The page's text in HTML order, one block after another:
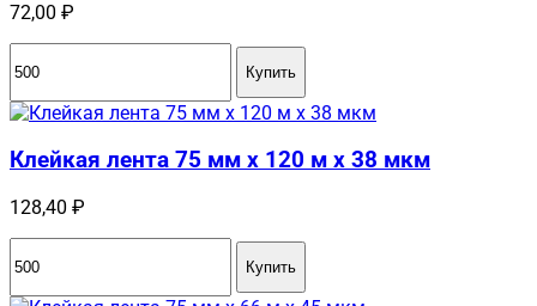
72,00 ₽
Купить
Клейкая лента 75 мм x 120 м x 38 мкм
128,40 ₽
Купить